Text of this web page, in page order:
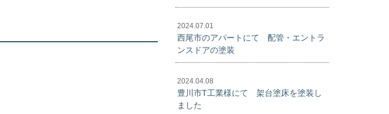
2024.07.01
西尾市のアパートにて 配管・エントラ
ンスドアの塗装
2024.04.08
豊川市T工業様にて 架台塗床を塗装し
ました